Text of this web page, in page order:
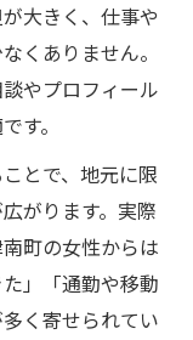
大きく、仕事や
くありません。
やプロフィール
す。
とで、地元に限
がります。実際
町の女性からは
」「通勤や移動
く寄せられてい